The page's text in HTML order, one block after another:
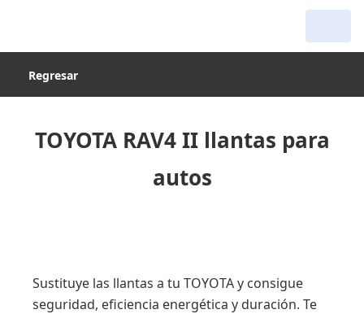
Regresar
TOYOTA RAV4 II llantas para
autos
Sustituye las llantas a tu TOYOTA y consigue
seguridad, eficiencia energética y duración. Te